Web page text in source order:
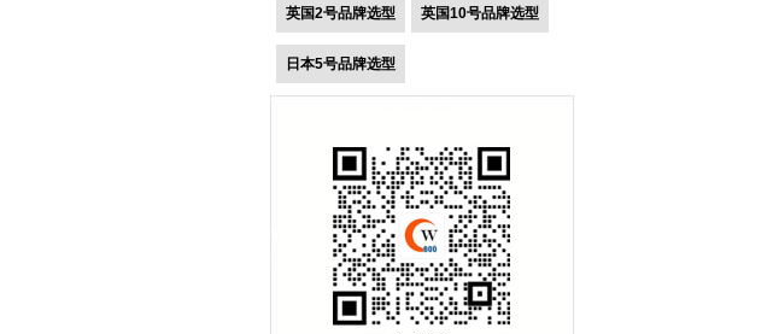
英国2号品牌选型 英国10号品牌选型
日本5号品牌选型